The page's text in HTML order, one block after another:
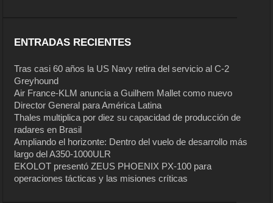
ENTRADAS RECIENTES
Tras casi 60 años la US Navy retira del servicio al C-2
Greyhound
Air France-KLM anuncia a Guilhem Mallet como nuevo
Director General para América Latina
Thales multiplica por diez su capacidad de producción de
radares en Brasil
Ampliando el horizonte: Dentro del vuelo de desarrollo más
largo del A350-1000ULR
EKOLOT presentó ZEUS PHOENIX PX-100 para
operaciones tácticas y las misiones críticas